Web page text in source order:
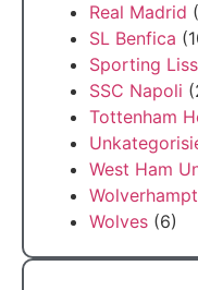
Real Madrid
SL Benfica
Sporting
SSC Napoli
Tottenham
West Ham
Wolves (6)